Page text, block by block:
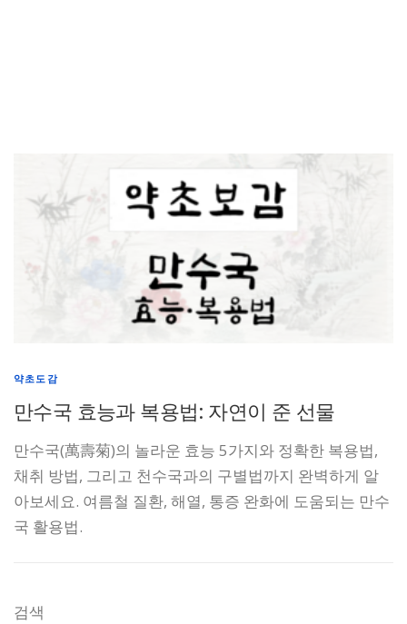
약초도감
만수국 효능과 복용법: 자연이 준 선물
만수국(萬壽菊)의 놀라운 효능 5가지와 정확한 복용법,
채취 방법, 그리고 천수국과의 구별법까지 완벽하게 알
아보세요. 여름철 질환, 해열, 통증 완화에 도움되는 만수
국 활용법.
검색